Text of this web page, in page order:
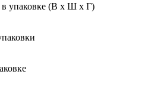
в упаковке (В х Ш х Г)